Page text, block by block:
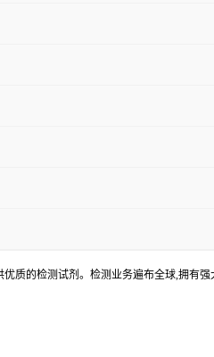
质的检测试剂。检测业务遍布全球,拥有强